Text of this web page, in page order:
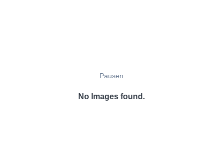
Pausen
No Images found.